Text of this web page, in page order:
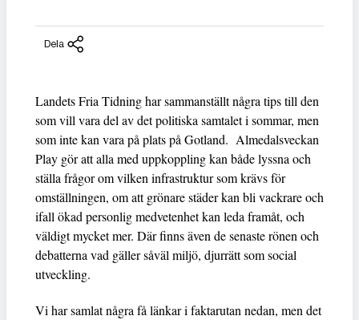
Dela
Landets Fria Tidning har sammanställt några tips till den
som vill vara del av det politiska samtalet i sommar, men
som inte kan vara på plats på Gotland. Almedalsveckan
Play gör att alla med uppkoppling kan både lyssna och
ställa frågor om vilken infrastruktur som krävs för
omställningen, om att grönare städer kan bli vackrare och
ifall ökad personlig medvetenhet kan leda framåt, och
väldigt mycket mer. Där finns även de senaste rönen och
debatterna vad gäller såväl miljö, djurrätt som social
utveckling.
Vi har samlat några få länkar i faktarutan nedan, men det